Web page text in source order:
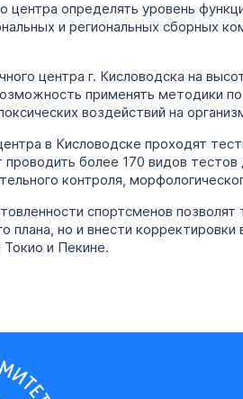
определять уровень
и региональных сборных
центра г. Кисловодска на
применять методики по
воздействий на
в Кисловодске проходят
более 170 видов тестов
контроля,
спортсменов позволят
но и внести корректировки
Токио и Пекине.